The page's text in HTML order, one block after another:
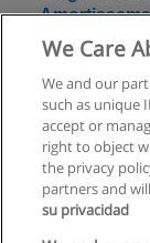
et fiscaux
We Care
We and our
such as unique
accept or
right to object
the privacy
partners and
su privacidad